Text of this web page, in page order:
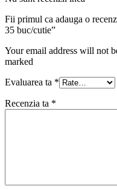
Fii primul ca adauga o
35 buc/cutie”
Your email address will not
marked
Evaluarea ta *
Recenzia ta *